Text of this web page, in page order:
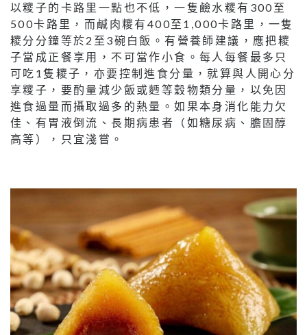
以糭子的卡路里一點也不低，一隻鹼水糭有300至
500卡路里，而鹹肉糭有400至1,000卡路里，一隻
糭分分鐘等於2至3碗白飯。有營養師建議，應把糭
子當成正餐享用，不可當作小食。每人每餐最多只
可吃1隻糭子，亦要控制進食分量，就算與人開心分
享糭子，要酌量減少飯或麪等穀物類分量，以免因
進食過量而攝取過多的熱量。如果本身消化能力欠
佳、有胃液倒流、長期病患者（如糖尿病、膽固醇
高等），只宜淺嘗。